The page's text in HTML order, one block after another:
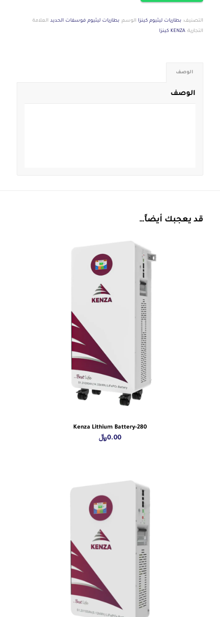
التصنيف: بطاريات ليثيوم كينزا الوسم: بطاريات ليثيوم فوسفات الحديد العلامة
التجارية: KENZA كينزا
الوصف
الوصف
قد يعجبك أيضاً…
Kenza Lithium Battery-280
0.00﷼